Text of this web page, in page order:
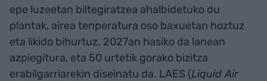
epe luzeetan biltegiratzea ahalbidetuko du
plantak, airea tenperatura oso baxuetan hoztuz
eta likido bihurtuz. 2027an hasiko da lanean
azpiegitura, eta 50 urtetik gorako bizitza
erabilgarriarekin diseinatu da. LAES (Liquid Air